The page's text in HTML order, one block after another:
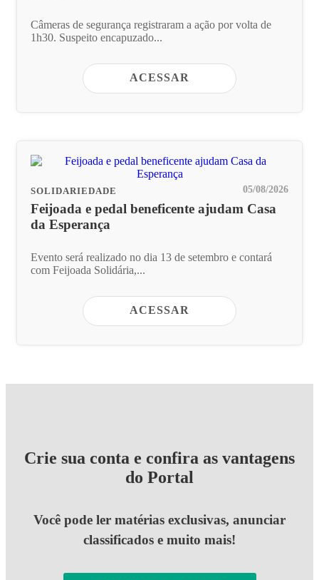
Câmeras de segurança registraram a ação por volta de
1h30. Suspeito encapuzado...
ACESSAR
SOLIDARIEDADE 05/08/2026
Feijoada e pedal beneficente ajudam Casa
da Esperança
Evento será realizado no dia 13 de setembro e contará
com Feijoada Solidária,...
ACESSAR
Crie sua conta e confira as vantagens
do Portal
Você pode ler matérias exclusivas, anunciar
classificados e muito mais!